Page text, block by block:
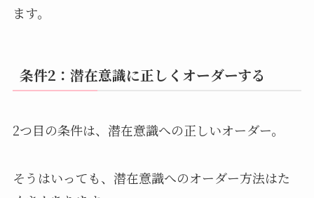
ます。
条件2：潜在意識に正しくオーダーする
2つ目の条件は、潜在意識への正しいオーダー。
そうはいっても、潜在意識へのオーダー方法はた